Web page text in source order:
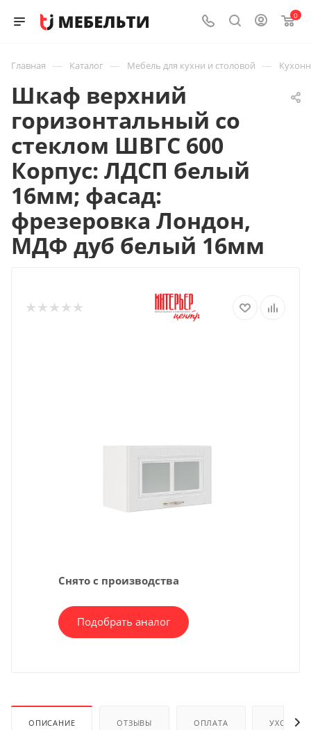
0
Главная — Каталог — Мебель для кухни и столовой —
Шкаф верхний
горизонтальный со
стеклом ШВГС 600
Корпус: ЛДСП белый
16мм; фасад:
фрезеровка Лондон,
МДФ дуб белый 16мм
Снято с производства
Подобрать аналог
ОПИСАНИЕ ОТЗЫВЫ ОПЛАТА УХОД И